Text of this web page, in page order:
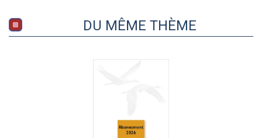
DU MÊME THÈME